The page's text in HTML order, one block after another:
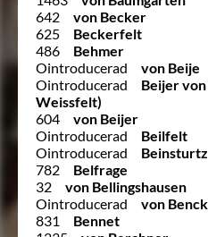
642
von Becker
625
Beckerfelt
486
Behmer
Ointroducerad
von Beije
Ointroducerad
Beijer
Weissfelt)
604
von Beijer
Ointroducerad
Beilfelt
Ointroducerad
Beinsturtz
782
Belfrage
32
von Bellingshausen
Ointroducerad
von
831
Bennet